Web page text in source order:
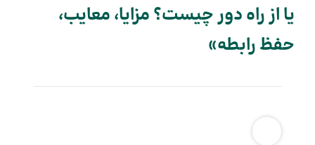
یا از راه دور چیست؟ مزایا، معایب،
حفظ رابطه»